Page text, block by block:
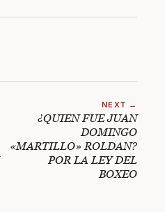
NEXT →
¿QUIEN FUE JUAN
DOMINGO
«MARTILLO» ROLDAN?
POR LA LEY DEL
BOXEO